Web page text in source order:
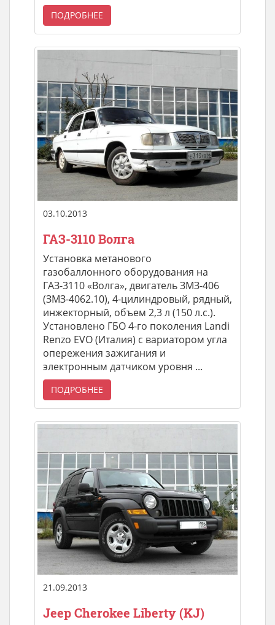
ПОДРОБНЕЕ
03.10.2013
ГАЗ-3110 Волга
Установка метанового
газобаллонного оборудования на
ГАЗ-3110 «Волга», двигатель ЗМЗ-406
(ЗМЗ-4062.10), 4-цилиндровый, рядный,
инжекторный, объем 2,3 л (150 л.с.).
Установлено ГБО 4-го поколения Landi
Renzo EVO (Италия) с вариатором угла
опережения зажигания и
электронным датчиком уровня ...
ПОДРОБНЕЕ
21.09.2013
Jeep Cherokee Liberty (KJ)